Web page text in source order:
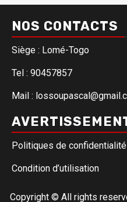
NOS CONTACTS
Siège : Lomé-Togo
Tel : 90457857
Mail :
Politiques de confidentialité
Condition d’utilisation
Copyright © All rights